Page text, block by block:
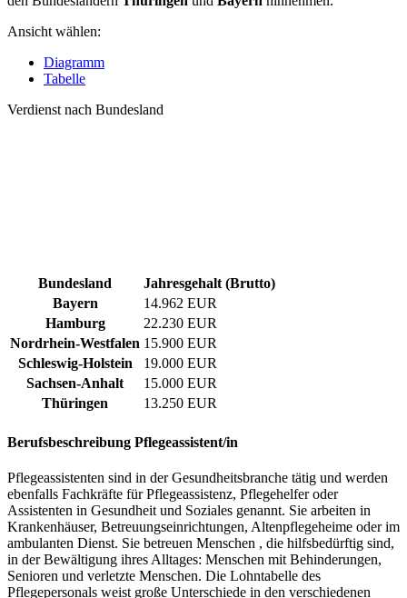
Ansicht wählen:
Diagramm
Tabelle
Verdienst nach Bundesland
Bundesland
Jahresgehalt (Brutto)
Bayern
14.962 EUR
Hamburg
22.230 EUR
Nordrhein-Westfalen 15.900 EUR
Schleswig-Holstein
19.000 EUR
Sachsen-Anhalt
15.000 EUR
Thüringen
13.250 EUR
Berufsbeschreibung Pflegeassistent/in
Pflegeassistenten sind in der Gesundheitsbranche tätig und werden
ebenfalls Fachkräfte für Pflegeassistenz, Pflegehelfer oder
Assistenten in Gesundheit und Soziales genannt. Sie arbeiten in
Krankenhäuser, Betreuungseinrichtungen, Altenpflegeheime oder im
ambulanten Dienst. Sie betreuen Menschen , die hilfsbedürftig sind,
in der Bewältigung ihres Alltages: Menschen mit Behinderungen,
Senioren und verletzte Menschen. Die Lohntabelle des
Pflegepersonals weist große Unterschiede in den verschiedenen